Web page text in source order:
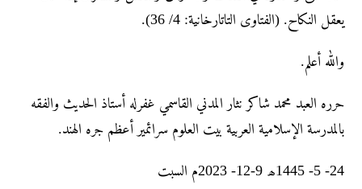
يعقل النكاح. (الفتاوى التاتارخانية: 4/ 36).
والله أعلم.
حرره العبد محمد شاکر نثار المدني القاسمي غفرله أستاذ الحديث والفقه
بالمدرسة الإسلامية العربية بيت العلوم سرائمير أعظم جره الهند.
24- 5- 1445ھ 9-12- 2023م السبت